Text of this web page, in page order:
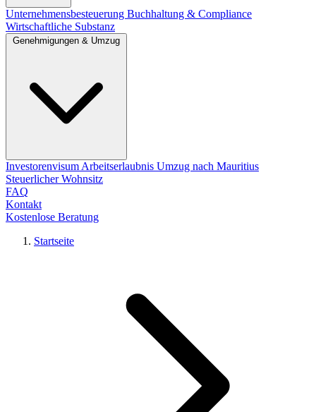
Unternehmensbesteuerung Buchhaltung & Compliance
Wirtschaftliche Substanz
Investorenvisum Arbeitserlaubnis Umzug nach Mauritius
Steuerlicher Wohnsitz
FAQ
Kontakt
Kostenlose Beratung
Startseite